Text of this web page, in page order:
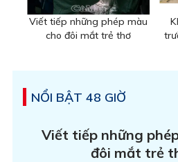
Viết tiếp những phép màu
cho đôi mắt trẻ thơ
NỔI BẬT 48 GIỜ
Viết tiếp những
đôi mắt trẻ